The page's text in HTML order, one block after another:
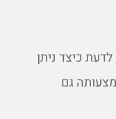
כיצד ניתן
גם